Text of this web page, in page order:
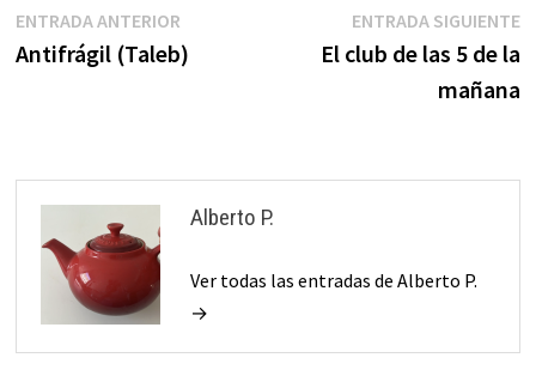
Navegación
de
ENTRADA ANTERIOREntrada
anterior:
Antifrágil (Taleb)
ENTRADA SIGUIENTE
El club de las 5 de la
mañana
Alberto P.
Ver todas las entradas de Alberto P.
→